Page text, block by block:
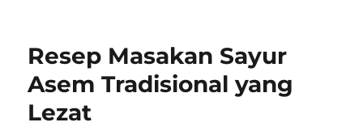
Resep Masakan Sayur
Asem Tradisional yang
Lezat